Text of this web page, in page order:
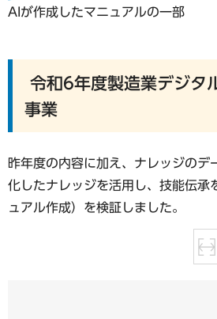
AIが作成したマニュアルの一部
令和6年度製造業デジタ
事業
昨年度の内容に加え、ナレッジのデ
化したナレッジを活用し、技能伝承
ュアル作成）を検証しました。